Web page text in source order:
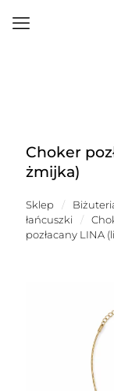
Choker
żmijka)
Sklep /
łańcuszki
/
pozłacany LINA